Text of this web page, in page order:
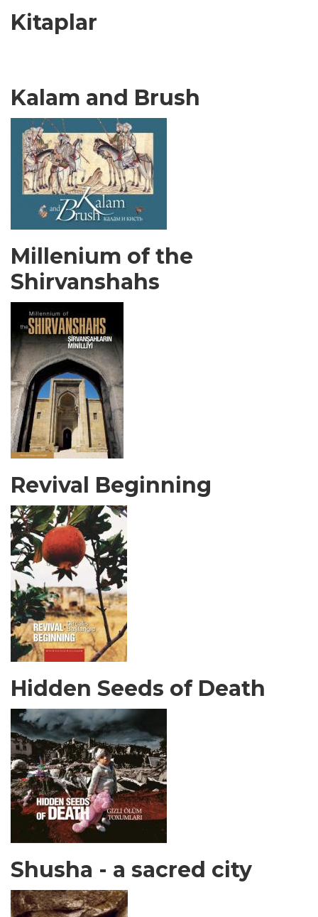
Kitaplar
Kalam and Brush
Millenium of the
Shirvanshahs
Revival Beginning
Hidden Seeds of Death
Shusha - a sacred city